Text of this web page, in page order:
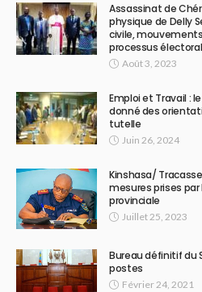
Assassinat de
physique de Delly
civile,
processus
Août 3, 2023
Emploi et Travail :
donné des
tutelle
Juin 26, 2024
Kinshasa/
mesures prises
provinciale
Juillet 25, 2023
Bureau définitif du
postes
Février 24, 2021